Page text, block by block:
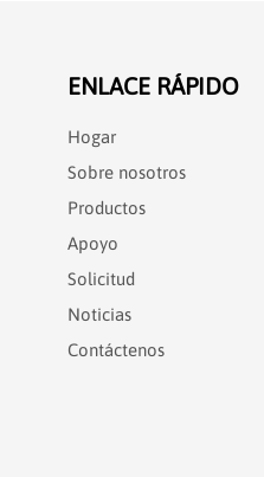
ENLACE RÁPIDO
Hogar
Sobre nosotros
Productos
Apoyo
Solicitud
Noticias
Contáctenos